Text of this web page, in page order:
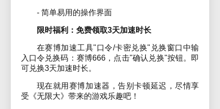
- 简单易用的操作界面
限时福利：免费领取3天加速时长
在赛博加速工具"口令/卡密兑换"兑换窗口中输
入口令兑换码：赛博666，点击"确认兑换"按钮。即
可兑换3天加速时长。
现在就用赛博加速器，告别卡顿延迟，尽情享
受《无限大》带来的游戏乐趣吧！